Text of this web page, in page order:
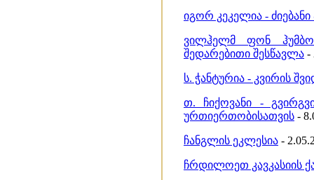
იგორ კეკელია -
ვილჰელმ ფონ
შედარებითი შესწავლა -
ს. ჭანტურია - კვირის
თ. ჩიქოვანი -
ურთიერთობისათვის -
ჩანგლის ეკლესია -
ჩრდილოეთ კავკასიის